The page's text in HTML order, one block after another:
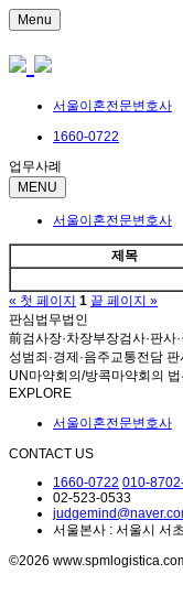
Menu
서울이혼전문변호사
1660-0722
업무사례
MENU
서울이혼전문변호사
제목
« 첫 페이지 1 끝 페이지 »
판심법무법인
前검사장·차장부장검사·판사
성범죄·경제·음주교통전담 판
UN마약회의/방콕마약회의
EXPLORE
서울이혼전문변호사
CONTACT US
1660-0722 010-
02-523-0533
서울본사 : 서울시 서
©2026